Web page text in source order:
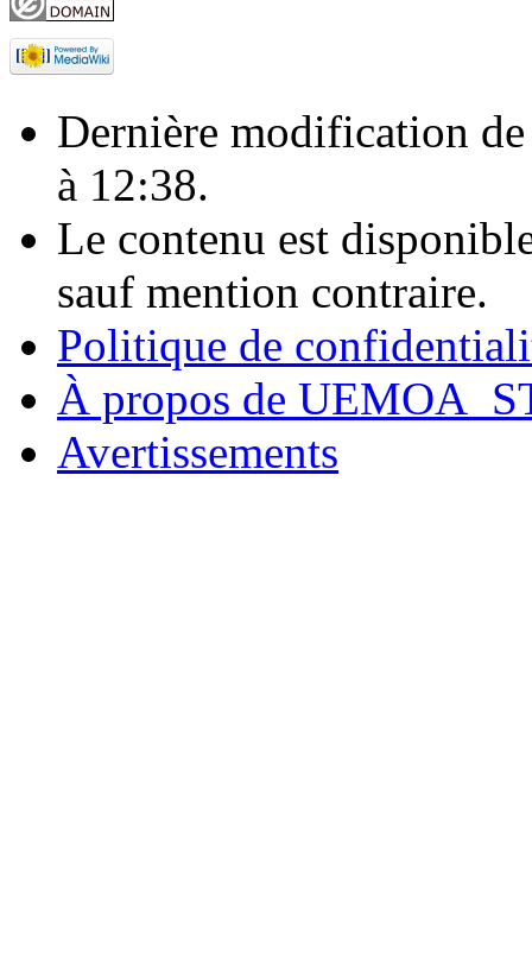
Dernière modification
à 12:38.
Le contenu est
sauf mention contraire.
Politique de
À propos de
Avertissements